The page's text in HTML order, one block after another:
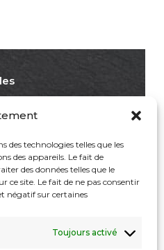
des technologies telles que les
des appareils. Le fait de
des données telles que le
ce site. Le fait de ne pas consentir
négatif sur certaines
Toujours activé